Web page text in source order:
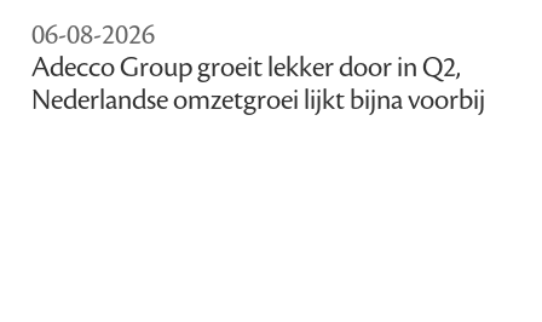
06-08-2026
Adecco Group groeit lekker door in Q2,
Nederlandse omzetgroei lijkt bijna voorbij